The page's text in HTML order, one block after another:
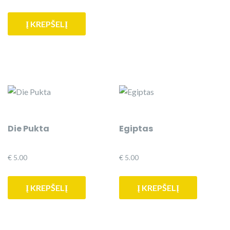
was: is:
Į KREPŠELĮ
Die Pukta
€ 5.00
Į KREPŠELĮ
Egiptas
€ 5.00
Į KREPŠELĮ